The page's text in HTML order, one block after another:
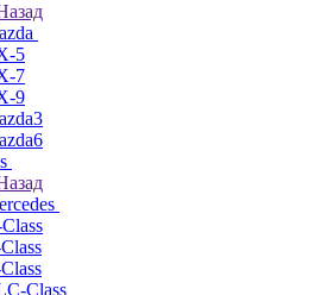
5
7
9
Class